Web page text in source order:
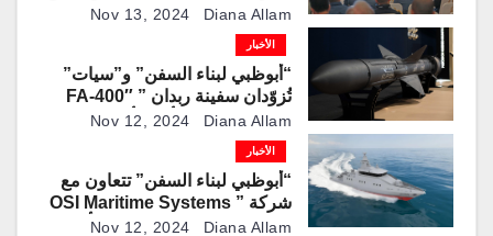
البحرين ممثلة بسلاح الجو الملكي
البحريني ندوة المنامة للقوة الجوية
بنسختها الخامسة وذلك صباح يوم
امس ١٢ نوفمبر في فندق
السوفوتيل بمنطقة الزلاق.
Nov 13, 2024 Diana Allam
الأخبار
“أبوظبي لبناء السفن” و”سيات”
تُزوّدان سفينة ربدان ” FA-400″
بقاذفة الصواريخ أرض-أرض ”
MANSUP “
Nov 12, 2024 Diana Allam
الأخبار
“أبوظبي لبناء السفن” تتعاون مع
شركة ” OSI Maritime Systems
” لتزويد ربدان ” FA-400 ” بأنظمةNov 12, 2024 Diana Allam